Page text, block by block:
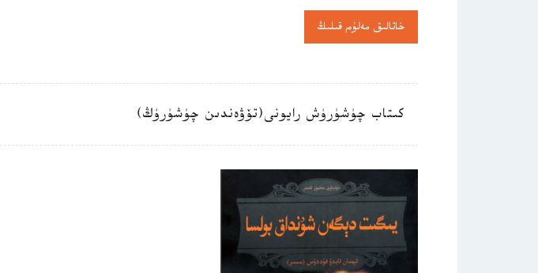
خاتالىق مەلۇم قىلىڭ
كىتاب چۈشۈرۈش رايونى(تۆۋەندىن چۈشۈرۈڭ)